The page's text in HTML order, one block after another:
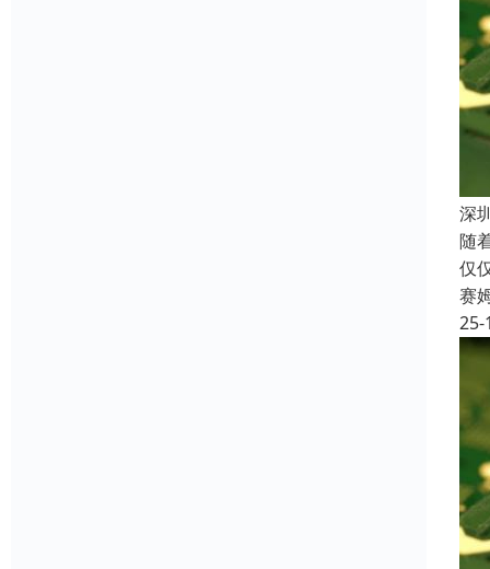
深
随
仅
赛
25-